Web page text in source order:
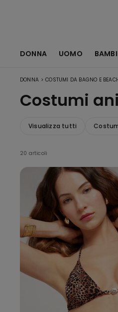
DONNA UOMO
DONNA > COSTUMI DA BAGNO E
Costumi
Visualizza tutti
20 articoli